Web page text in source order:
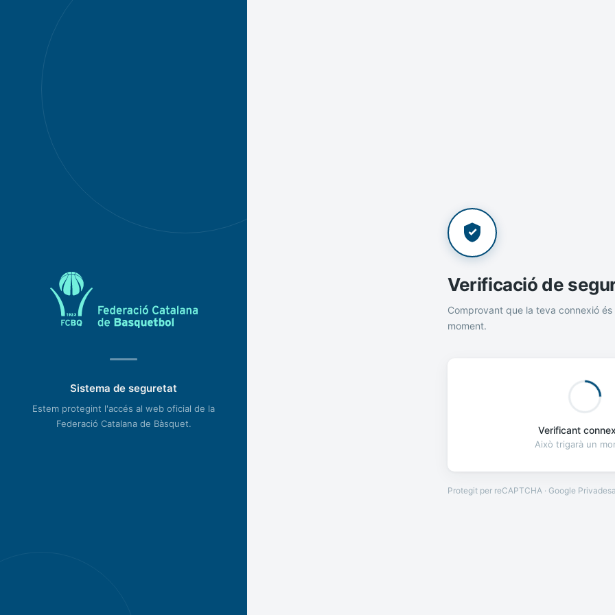
Sistema de seguretat
Estem protegint l'accés al web oficial de la
Federació Catalana de Bàsquet.
Verificació de
Comprovant que la teva connexió és
moment.
Verificant
Això trigarà un
Protegit per reCAPTCHA · Google Privadesa